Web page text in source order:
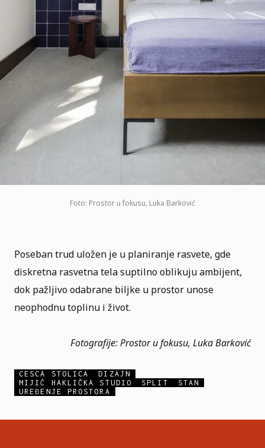
Foto: Prostor u fokusu, Luka Barković
Poseban trud uložen je u planiranje rasvete, gde
diskretna rasvetna tela suptilno oblikuju ambijent,
dok pažljivo odabrane biljke u prostor unose
neophodnu toplinu i život.
Fotografije:Prostor u fokusu, Luka Barković
CESCA STOLICA
DIZAJN
MIJIĆ HAKLIČKA STUDIO
SPLIT
STAN
UREĐENJE PROSTORA